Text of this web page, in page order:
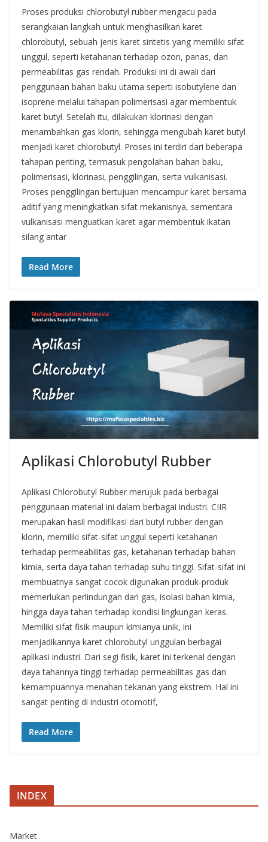
Proses produksi chlorobutyl rubber mengacu pada
serangkaian langkah untuk menghasilkan karet
chlorobutyl, sebuah jenis karet sintetis yang memiliki sifat
unggul, seperti ketahanan terhadap ozon, panas, dan
permeabilitas gas rendah. Produksi ini di awali dari
penggunaan bahan baku utama seperti isobutylene dan
isoprene melalui tahapan polimerisasi agar membentuk
karet butyl. Setelah itu, dilakukan klorinasi dengan
menambahkan gas klorin, sehingga mengubah karet butyl
menjadi karet chlorobutyl. Proses ini terdiri dari beberapa
tahapan penting, termasuk pengolahan bahan baku,
polimerisasi, klorinasi, penggilingan, serta vulkanisasi.
Proses penggilingan bertujuan mencampur karet bersama
aditif yang meningkatkan sifat mekanisnya, sementara
vulkanisasi menguatkan karet agar membentuk ikatan
silang antar
Read More
Aplikasi Chlorobutyl Rubber
Aplikasi Chlorobutyl Rubber merujuk pada berbagai
penggunaan material ini dalam berbagai industri. CIIR
merupakan hasil modifikasi dari butyl rubber dengan
klorin, memiliki sifat-sifat unggul seperti ketahanan
terhadap permeabilitas gas, ketahanan terhadap bahan
kimia, serta daya tahan terhadap suhu tinggi. Sifat-sifat ini
membuatnya sangat cocok digunakan produk-produk
memerlukan perlindungan dari gas, isolasi bahan kimia,
hingga daya tahan terhadap kondisi lingkungan keras.
Memiliki sifat fisik maupun kimianya unik, ini
menjadikannya karet chlorobutyl unggulan berbagai
aplikasi industri. Dari segi fisik, karet ini terkenal dengan
daya tahannya tinggi terhadap permeabilitas gas dan
kemampuannya menahan tekanan yang ekstrem. Hal ini
sangat penting di industri otomotif,
Read More
INDEX
Market